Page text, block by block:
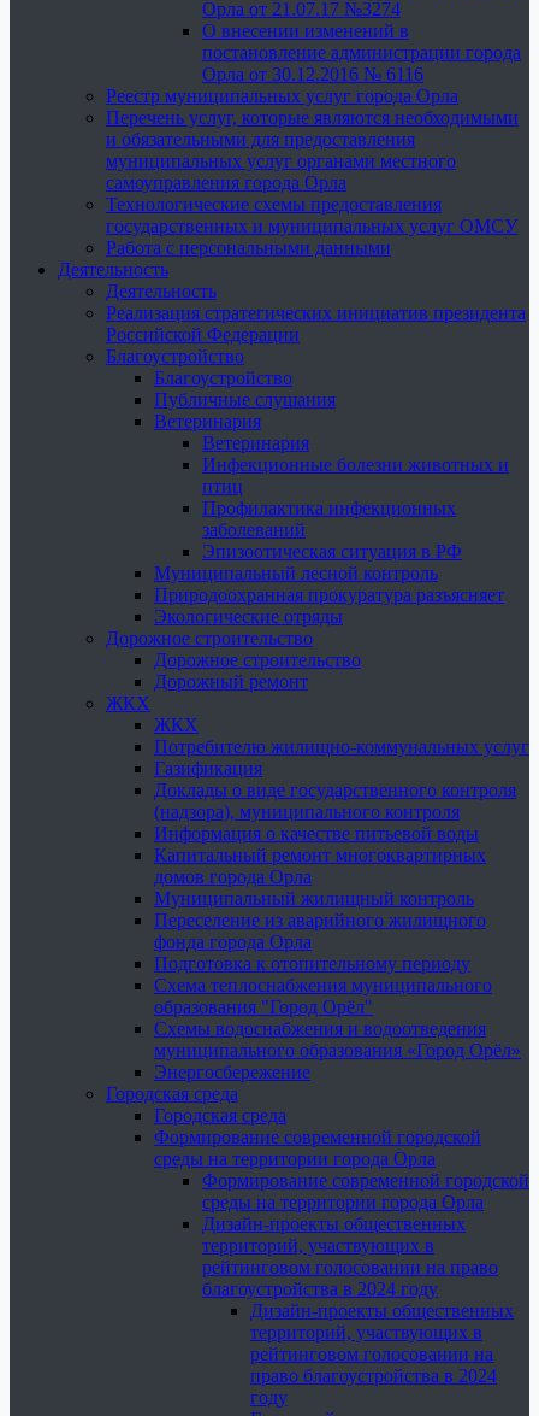
Орла от 21.07.17 №3274
О внесении изменений в
постановление администрации города
Орла от 30.12.2016 № 6116
Реестр муниципальных услуг города Орла
Перечень услуг, которые являются необходимыми
и обязательными для предоставления
муниципальных услуг органами местного
самоуправления города Орла
Технологические схемы предоставления
государственных и муниципальных услуг ОМСУ
Работа с персональными данными
Деятельность
Деятельность
Реализация стратегических инициатив президента
Российской Федерации
Благоустройство
Благоустройство
Публичные слушания
Ветеринария
Ветеринария
Инфекционные болезни животных и
птиц
Профилактика инфекционных
заболеваний
Эпизоотическая ситуация в РФ
Муниципальный лесной контроль
Природоохранная прокуратура разъясняет
Экологические отряды
Дорожное строительство
Дорожное строительство
Дорожный ремонт
ЖКХ
ЖКХ
Потребителю жилищно-коммунальных услуг
Газификация
Доклады о виде государственного контроля
(надзора), муниципального контроля
Информация о качестве питьевой воды
Капитальный ремонт многоквартирных
домов города Орла
Муниципальный жилищный контроль
Переселение из аварийного жилищного
фонда города Орла
Подготовка к отопительному периоду
Схема теплоснабжения муниципального
образования "Город Орёл"
Схемы водоснабжения и водоотведения
муниципального образования «Город Орёл»
Энергосбережение
Городская среда
Городская среда
Формирование современной городской
среды на территории города Орла
Формирование современной городской
среды на территории города Орла
Дизайн-проекты общественных
территорий, участвующих в
рейтинговом голосовании на право
благоустройства в 2024 году
Дизайн-проекты общественных
территорий, участвующих в
рейтинговом голосовании на
право благоустройства в 2024
году